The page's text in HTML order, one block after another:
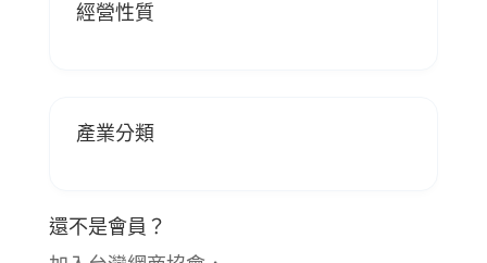
經營性質
產業分類
還不是會員？